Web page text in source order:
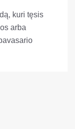
kuri tęsis
arba